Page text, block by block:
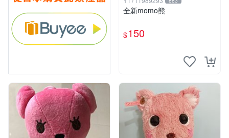
全新momo熊
$150